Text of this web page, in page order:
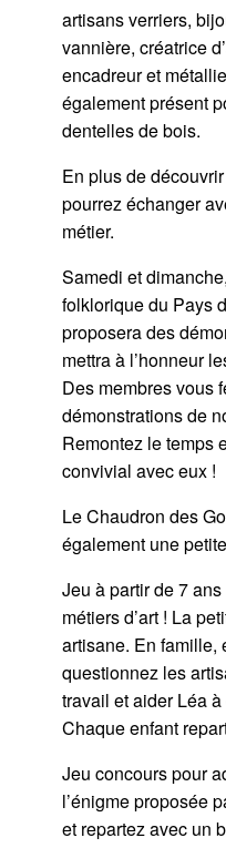
artisans verriers,
vannière, créatrice
encadreur et
également présent
dentelles de bois.
En plus de
pourrez échanger
métier.
Samedi et
folklorique du Pays
proposera des
mettra à l’honneur
Des membres vous
démonstrations de
Remontez le temps
convivial avec eux !
Le Chaudron des
également une
Jeu à partir de 7
métiers d’art ! La
artisane. En famille,
questionnez les
travail et aider Léa
Chaque enfant
Jeu concours pour
l’énigme proposée
et repartez avec un